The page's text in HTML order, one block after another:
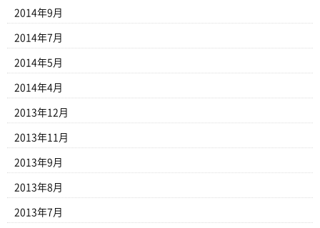
2014年9月
2014年7月
2014年5月
2014年4月
2013年12月
2013年11月
2013年9月
2013年8月
2013年7月